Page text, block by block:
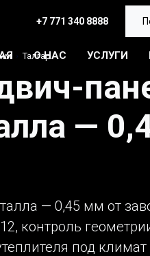
+7 771 340 8888
О НАС УСЛУГИ
› Талгар
—
— 0,45 мм от
контроль
под климат